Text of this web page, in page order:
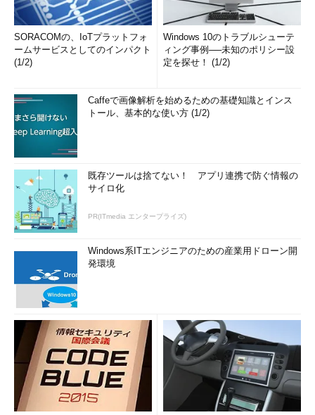
SORACOMの、IoTプラットフォ
ームサービスとしてのインパクト
(1/2)
Windows 10のトラブルシューテ
ィング事例──未知のポリシー設
定を探せ！ (1/2)
Caffeで画像解析を始めるための基礎知識とインス
トール、基本的な使い方 (1/2)
既存ツールは捨てない！ アプリ連携で防ぐ情報の
サイロ化
PR(ITmedia エンタープライズ)
Windows系ITエンジニアのための産業用ドローン開
発環境